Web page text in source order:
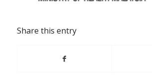
Share this entry